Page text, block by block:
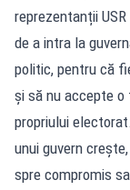
reprezentanții
de a intra la
politic, pentru că
și să nu accepte
propriului
unui guvern
spre compromis